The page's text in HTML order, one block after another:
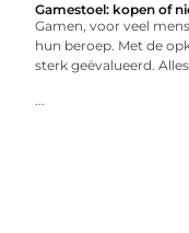
Gamestoel: kopen of
Gamen, voor veel
hun beroep. Met de
sterk geëvalueerd.
...